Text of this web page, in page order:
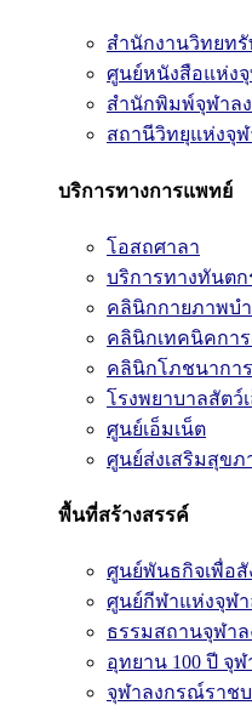
สำนักงานวิทยท
ศูนย์หนังสือแห่งจุ
สำนักพิมพ์จุฬาล
สถานีวิทยุแห่งจุฬ
บริการทางการแพทย์
โอสถศาลา
บริการทางทันตก
คลินิกกายภาพบ
คลินิกเทคนิคกา
คลินิกโภชนากา
โรงพยาบาลสัตว์
ศูนย์เอ็มเน็ต
ศูนย์ส่งเสริมสุขภ
พื้นที่สร้างสรรค์
ศูนย์พันธกิจเพื่อสั
ศูนย์กีฬาแห่งจุฬ
ธรรมสถานจุฬา
อุทยาน 100 ปี จุฬ
จุฬาลงกรณ์ราช